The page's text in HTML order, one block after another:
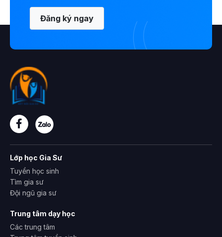
Đăng ký ngay
Lớp học Gia Sư
Tuyển học sinh
Tìm gia sư
Đội ngũ gia sư
Trung tâm dạy học
Các trung tâm